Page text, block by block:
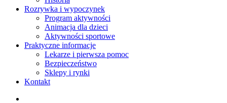
Rozrywka i wypoczynek
Program aktywności
Animacja dla dzieci
Aktywności sportowe
Praktyczne informacje
Lekarze i pierwsza pomoc
Bezpieczeństwo
Sklepy i rynki
Kontakt